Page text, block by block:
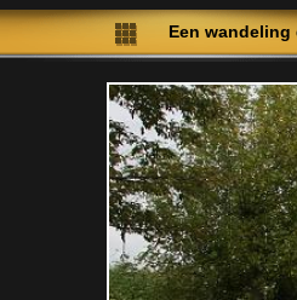
Een